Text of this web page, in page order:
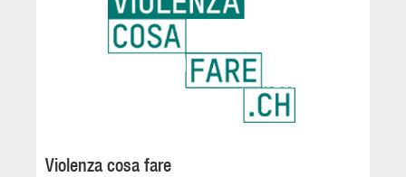
Violenza cosa fare